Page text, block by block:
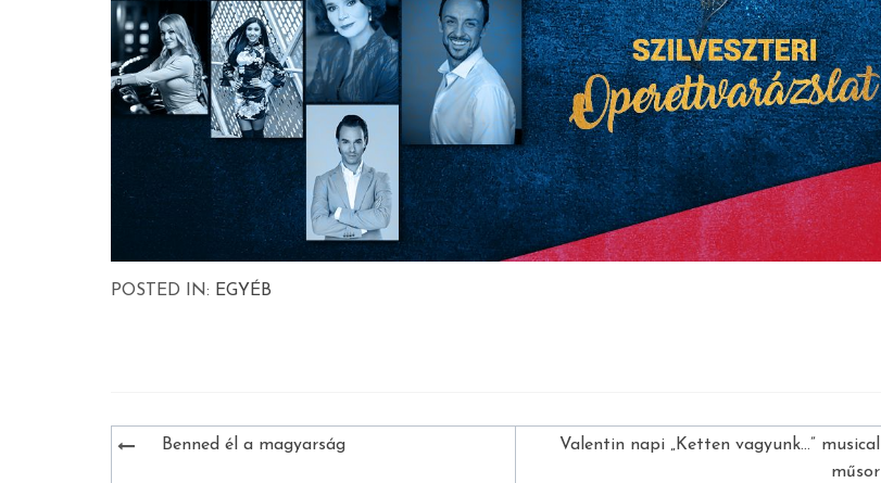
POSTED IN: EGYÉB
Bejegyzés
Benned él a magyarság
Valentin napi „Ketten vagyunk…” musical
műsor